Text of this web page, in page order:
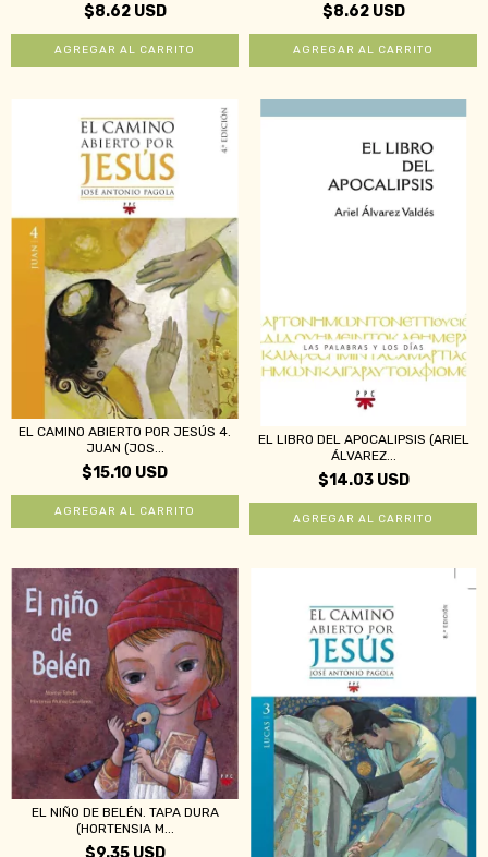
$8.62 USD $8.62 USD
EL CAMINO ABIERTO POR JESÚS 4.
JUAN (JOS...
$15.10 USD
EL LIBRO DEL APOCALIPSIS (ARIEL
ÁLVAREZ...
$14.03 USD
EL NIÑO DE BELÉN. TAPA DURA
(HORTENSIA M...
$9.35 USD